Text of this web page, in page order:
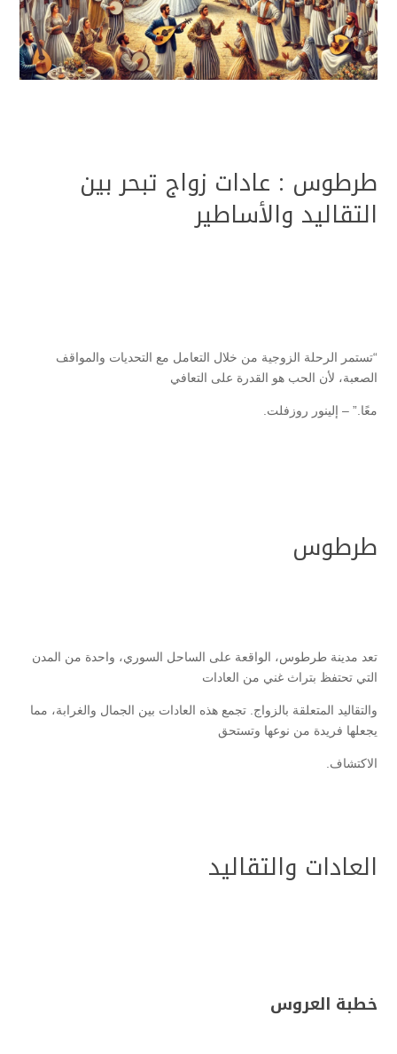
طرطوس : عادات زواج تبحر بين
التقاليد والأساطير
“تستمر الرحلة الزوجية من خلال التعامل مع التحديات والمواقف
الصعبة، لأن الحب هو القدرة على التعافي
معًا.” – إلينور روزفلت.
طرطوس
تعد مدينة طرطوس، الواقعة على الساحل السوري، واحدة من المدن
التي تحتفظ بتراث غني من العادات
والتقاليد المتعلقة بالزواج. تجمع هذه العادات بين الجمال والغرابة، مما
يجعلها فريدة من نوعها وتستحق
الاكتشاف.
العادات والتقاليد
خطبة العروس